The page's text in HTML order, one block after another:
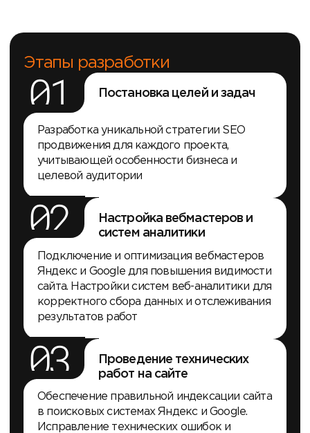
Этапы разработки
01 Постановка целей и задач
Разработка уникальной стратегии SEO
продвижения для каждого проекта,
учитывающей особенности бизнеса и
целевой аудитории
02
Настройка вебмастеров и
систем аналитики
Подключение и оптимизация вебмастеров
Яндекс и Google для повышения видимости
сайта. Настройки систем веб-аналитики для
корректного сбора данных и отслеживания
результатов работ
03
Проведение технических
работ на сайте
Обеспечение правильной индексации сайта
в поисковых системах Яндекс и Google.
Исправление технических ошибок и